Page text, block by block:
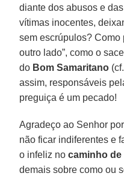
diante dos abusos e
vítimas inocentes,
sem escrúpulos? Como
outro lado”, como o
do Bom Samaritano
assim, responsáveis
preguiça é um pecado!
Agradeço ao Senhor
não ficar indiferentes e
o infeliz nocaminho
demais sobre como ou